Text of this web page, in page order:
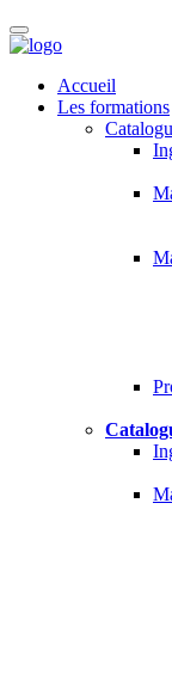
Accueil
Les formations